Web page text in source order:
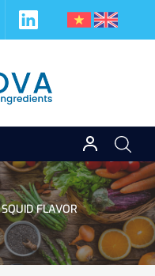
SQUID FLAVOR